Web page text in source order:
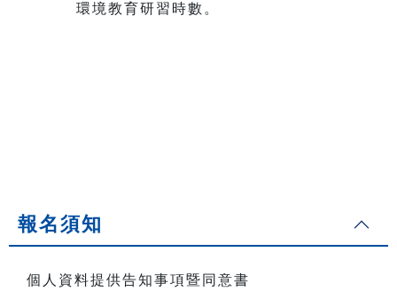
環境教育研習時數。
報名須知
個人資料提供告知事項暨同意書